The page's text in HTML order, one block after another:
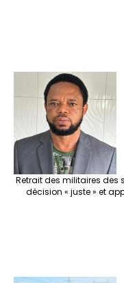
Retrait des militaires des
décision « juste » et